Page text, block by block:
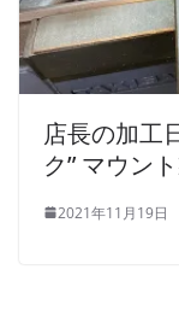
店長の加工
ク” マウント
2021年11月19日